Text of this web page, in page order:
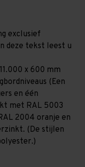
exclusief
deze tekst leest u
x 600 mm
(Een
en één
met RAL 5003
2004 oranje en
(De stijlen